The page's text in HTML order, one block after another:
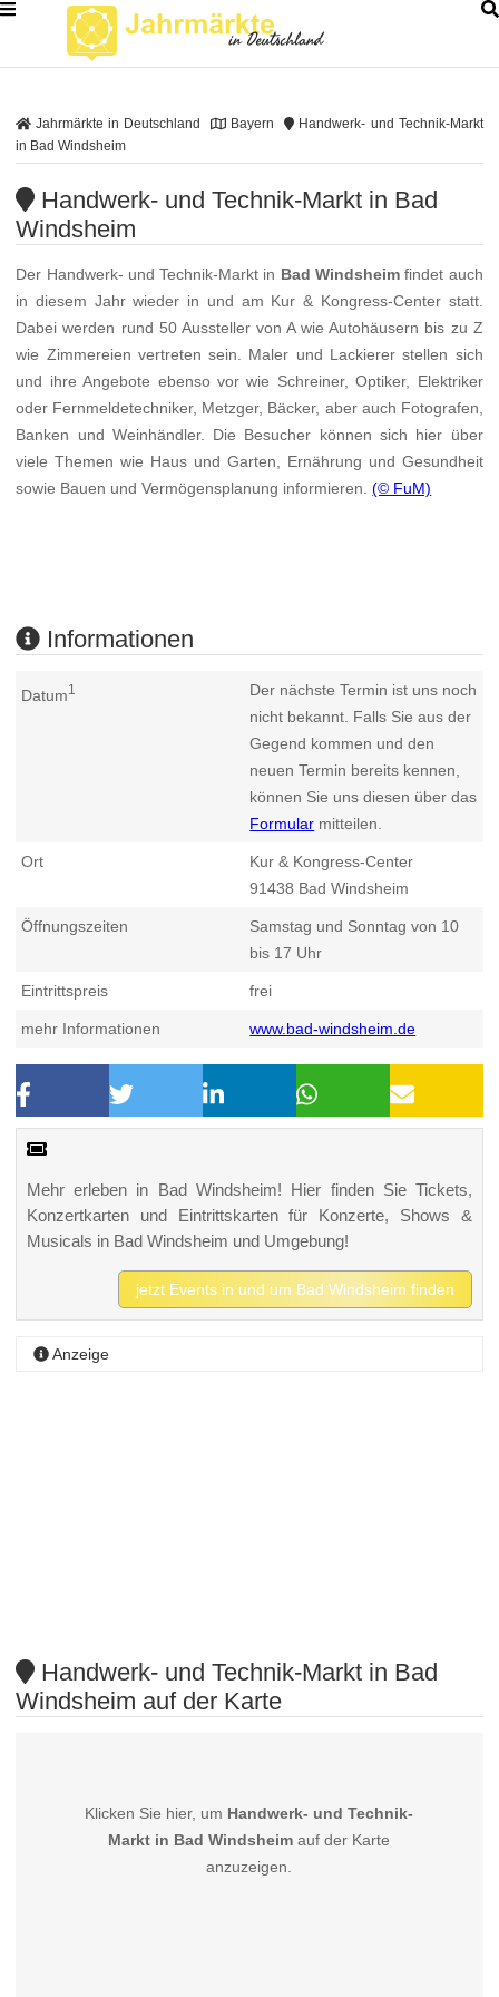
Jahrmärkte in Deutschland Bayern
Handwerk- und Technik-Markt
in Bad Windsheim
Handwerk- und Technik-Markt in Bad
Windsheim
Der Handwerk- und Technik-Markt in Bad Windsheim findet auch
in diesem Jahr wieder in und am Kur & Kongress-Center statt.
Dabei werden rund 50 Aussteller von A wie Autohäusern bis zu Z
wie Zimmereien vertreten sein. Maler und Lackierer stellen sich
und ihre Angebote ebenso vor wie Schreiner, Optiker, Elektriker
oder Fernmeldetechniker, Metzger, Bäcker, aber auch Fotografen,
Banken und Weinhändler. Die Besucher können sich hier über
viele Themen wie Haus und Garten, Ernährung und Gesundheit
sowie Bauen und Vermögensplanung informieren.(© FuM)
Informationen
Datum1
Der nächste Termin ist uns noch
nicht bekannt. Falls Sie aus der
Gegend kommen und den
neuen Termin bereits kennen,
können Sie uns diesen über das
Formular mitteilen.
Ort
Kur & Kongress-Center
91438 Bad Windsheim
Öffnungszeiten
Samstag und Sonntag von 10
bis 17 Uhr
Eintrittspreis frei
mehr Informationen www.bad-windsheim.de
Mehr erleben in Bad Windsheim! Hier finden Sie Tickets,
Konzertkarten und Eintrittskarten für Konzerte, Shows &
Musicals in Bad Windsheim und Umgebung!
jetzt Events in und um Bad Windsheim finden
Anzeige
Handwerk- und Technik-Markt in Bad
Windsheim auf der Karte
Klicken Sie hier, um Handwerk- und Technik-
Markt in Bad Windsheim auf der Karte
anzuzeigen.